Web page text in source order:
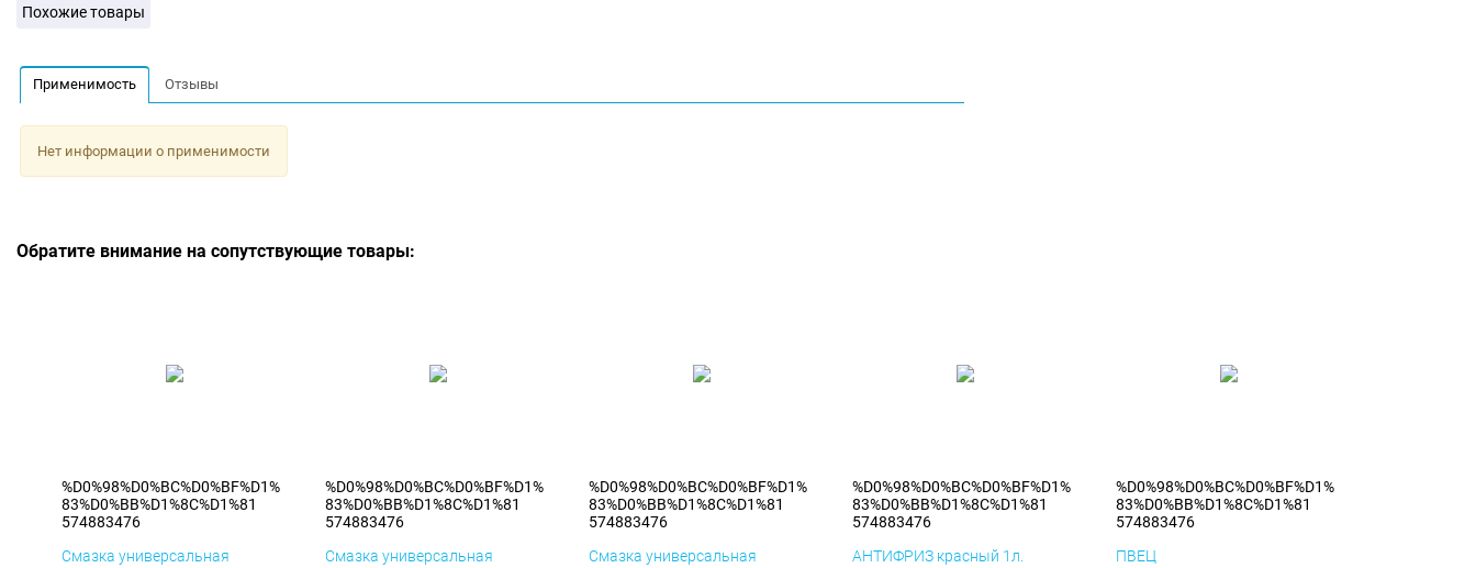
Похожие товары
Применимость Отзывы
Нет информации о применимости
Обратите внимание на сопутствующие товары:
%D0%98%D0%BC%D0%BF%D1%
83%D0%BB%D1%8C%D1%81
574883476
Смазка универсальная
%D0%98%D0%BC%D0%BF%D1%
83%D0%BB%D1%8C%D1%81
574883476
Смазка универсальная
%D0%98%D0%BC%D0%BF%D1%
83%D0%BB%D1%8C%D1%81
574883476
Смазка универсальная
%D0%98%D0%BC%D0%BF%D1%
83%D0%BB%D1%8C%D1%81
574883476
АНТИФРИЗ красный 1л.
%D0%98%D0%BC%D0%BF%D1%
83%D0%BB%D1%8C%D1%81
574883476
ПВЕЦ